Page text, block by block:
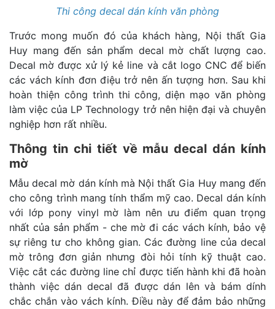
Thi công decal dán kính văn phòng
Trước mong muốn đó của khách hàng, Nội thất Gia
Huy mang đến sản phẩm decal mờ chất lượng cao.
Decal mờ được xử lý kẻ line và cắt logo CNC để biến
các vách kính đơn điệu trở nên ấn tượng hơn. Sau khi
hoàn thiện công trình thi công, diện mạo văn phòng
làm việc của LP Technology trở nên hiện đại và chuyên
nghiệp hơn rất nhiều.
Thông tin chi tiết về mẫu decal dán kính
mờ
Mẫu decal mờ dán kính mà Nội thất Gia Huy mang đến
cho công trình mang tính thẩm mỹ cao. Decal dán kính
với lớp pony vinyl mờ làm nên ưu điểm quan trọng
nhất của sản phẩm - che mờ đi các vách kính, bảo vệ
sự riêng tư cho không gian. Các đường line của decal
mờ trông đơn giản nhưng đòi hỏi tính kỹ thuật cao.
Việc cắt các đường line chỉ được tiến hành khi đã hoàn
thành việc dán decal đã được dán lên và bám dính
chắc chắn vào vách kính. Điều này để đảm bảo những